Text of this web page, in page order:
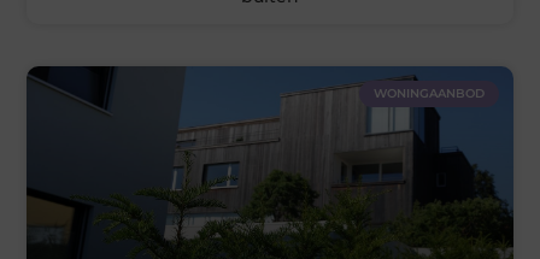
WONINGAANBOD